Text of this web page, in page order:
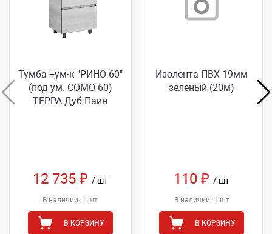
Тумба +ум-к "РИНО 60"
(под ум. СОМО 60)
ТЕРРА Дуб Паин
12 735 ₽ / шт
В наличии: 1 шт
В КОРЗИНУ
Изолента ПВХ 19мм
зеленый (20м)
110 ₽/ шт
В наличии: 1 шт
В КОРЗИНУ